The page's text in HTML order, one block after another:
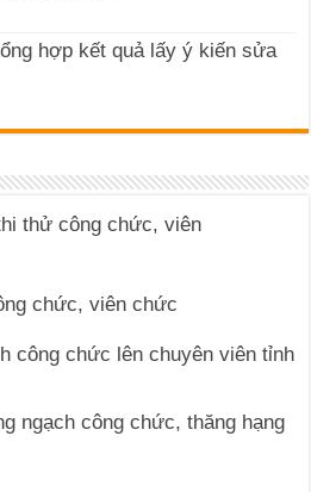
hợp kết quả lấy ý kiến sửa